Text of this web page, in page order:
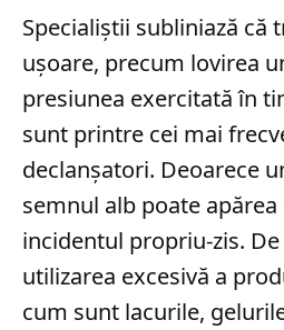
Specialiștii subliniază că
ușoare, precum lovirea
presiunea exercitată în
sunt printre cei mai
declanșatori. Deoarece
semnul alb poate
incidentul propriu-zis.
utilizarea excesivă a
cum sunt lacurile,